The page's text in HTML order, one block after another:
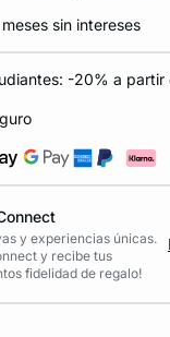
sin intereses
-20% a partir
y experiencias únicas.
y recibe tus
fidelidad de regalo!